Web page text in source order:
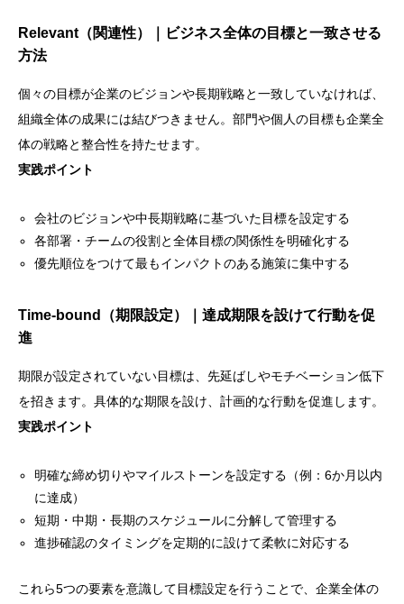
Relevant（関連性）｜ビジネス全体の目標と一致させる
方法
個々の目標が企業のビジョンや長期戦略と一致していなければ、
組織全体の成果には結びつきません。部門や個人の目標も企業全
体の戦略と整合性を持たせます。
実践ポイント
会社のビジョンや中長期戦略に基づいた目標を設定する
各部署・チームの役割と全体目標の関係性を明確化する
優先順位をつけて最もインパクトのある施策に集中する
Time-bound（期限設定）｜達成期限を設けて行動を促
進
期限が設定されていない目標は、先延ばしやモチベーション低下
を招きます。具体的な期限を設け、計画的な行動を促進します。
実践ポイント
明確な締め切りやマイルストーンを設定する（例：6か月以内
に達成）
短期・中期・長期のスケジュールに分解して管理する
進捗確認のタイミングを定期的に設けて柔軟に対応する
これら5つの要素を意識して目標設定を行うことで、企業全体の